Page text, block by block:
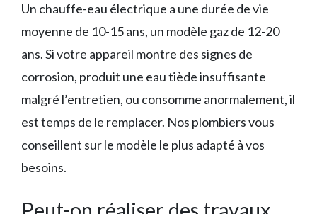
Un chauffe-eau électrique a une durée de vie
moyenne de 10-15 ans, un modèle gaz de 12-20
ans. Si votre appareil montre des signes de
corrosion, produit une eau tiède insuffisante
malgré l’entretien, ou consomme anormalement, il
est temps de le remplacer. Nos plombiers vous
conseillent sur le modèle le plus adapté à vos
besoins.